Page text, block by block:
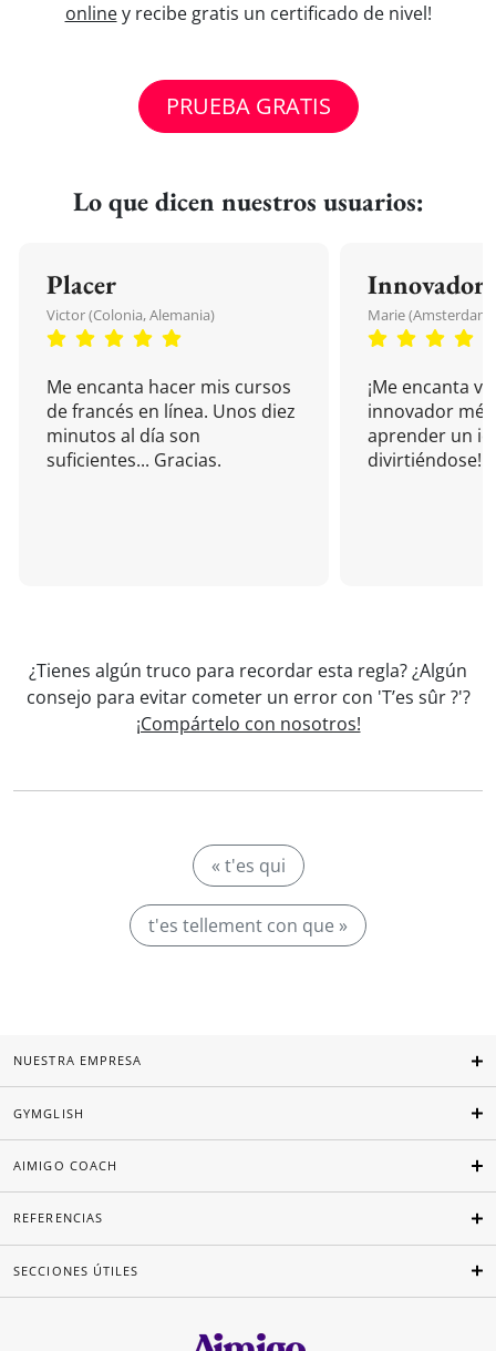
onliney recibe gratis un certificado de nivel!
PRUEBA GRATIS
Lo que dicen nuestros usuarios:
Placer
Victor (Colonia, Alemania)
Me encanta hacer mis cursos
de francés en línea. Unos diez
minutos al día son
suficientes... Gracias.
Innovador
Marie (Amsterdam,
¡Me encanta
innovador
aprender un
divirtiéndose!
¿Tienes algún truco para recordar esta regla? ¿Algún
consejo para evitar cometer un error con 'T’es sûr ?'?
¡Compártelo con nosotros!
« t'es qui
t'es tellement con que »
NUESTRA EMPRESA
GYMGLISH
AIMIGO COACH
REFERENCIAS
SECCIONES ÚTILES